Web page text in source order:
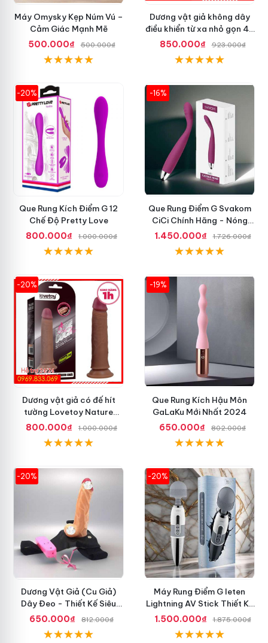
Máy Omysky Kẹp Núm Vú –
Cảm Giác Mạnh Mẽ
500.000₫
500.000₫
Dương vật giả không dây
điều khiển từ xa nhỏ gọn 42
độ
850.000₫ 923.000₫
-20%
Que Rung Kích Điểm G 12
Chế Độ Pretty Love
800.000₫
1.000.000₫
-16%
Que Rung Điểm G Svakom
CiCi Chính Hãng - Nóng
Nhất Hiện Nay
1.450.000₫ 1.726.000₫
-20%
Dương vật giả có đế hít
tường Lovetoy Nature
Cock 7 inch da đen
800.000₫ 1.000.000₫
-19%
Que Rung Kích Hậu Môn
GaLaKu Mới Nhất 2024
650.000₫
802.000₫
-20%
Dương Vật Giả (Cu Giả)
Dây Đeo - Thiết Kế Siêu
Ngầu, Giá Cực Rẻ
650.000₫ 812.000₫
-20%
Máy Rung Điểm G leten
Lightning AV Stick Thiết Kế
Thông Minh
1.500.000₫ 1.875.000₫